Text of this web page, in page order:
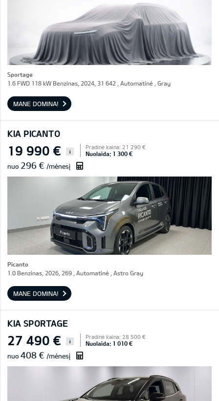
Sportage
1.6 FWD 118 kW Benzinas, 2024, 31 642 , Automatinė , Gray
MANE DOMINA!
KIA PICANTO
19 990 € i
Pradinė kaina: 21 290 €
Nuolaida: 1 300 €
nuo 296 € /mėnesį
Picanto
1.0 Benzinas, 2026, 269 , Automatinė , Astro Gray
MANE DOMINA!
KIA SPORTAGE
27 490 € i
Pradinė kaina: 28 500 €
Nuolaida: 1 010 €
nuo 408 € /mėnesį